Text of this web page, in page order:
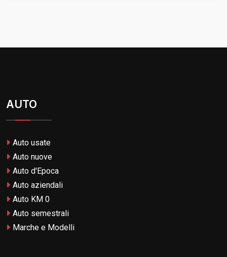
AUTO
Auto usate
Auto nuove
Auto d'Epoca
Auto aziendali
Auto KM 0
Auto semestrali
Marche e Modelli